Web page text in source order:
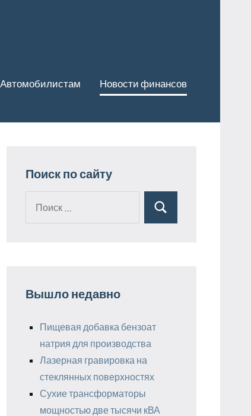
Автомобилистам Новости финансов
Поиск по сайту
Поиск
Вышло недавно
Пищевая добавка бензоат
натрия для производства
Лазерная гравировка на
стеклянных поверхностях
Сухие трансформаторы
мощностью две тысячи кВА